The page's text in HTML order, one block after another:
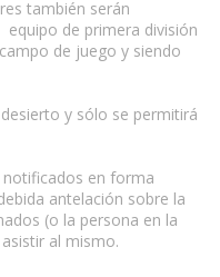
también serán
de primera división
de juego y siendo
y sólo se permitirá
en forma
antelación sobre la
(o la persona en la
al mismo.